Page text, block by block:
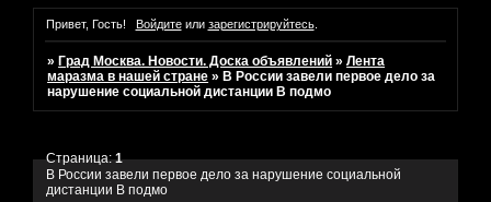
Привет, Гость! Войдитеили зарегистрируйтесь.
» Град Москва. Новости. Доска объявлений »Лента
маразма в нашей стране » В России завели первое дело за
нарушение социальной дистанции В подмо
В России завели первое дело за нарушение социальной
дистанции В подмо
Страница:1